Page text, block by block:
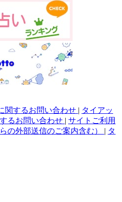
関するお問い合わせ | タイアッ
るお問い合わせ | サイトご利用
の外部送信のご案内含む） | タ